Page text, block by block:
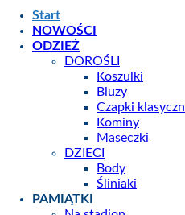
Start
NOWOŚCI
ODZIEŻ
DOROŚLI
Koszulki
Bluzy
Czapki
Kominy
Maseczki
DZIECI
Body
Śliniaki
PAMIĄTKI